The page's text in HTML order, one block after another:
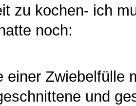
zu kochen- ich
noch:
einer Zwiebelfülle
und